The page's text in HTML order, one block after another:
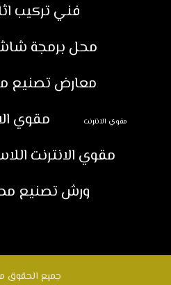
فني تركيب
محل برمجة
معارض تصنيع
مقوي الانترنت
مقوي
مقوي الانترنت
ورش تصنيع
جميع الحقوق